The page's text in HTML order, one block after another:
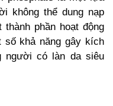
không thể dung nạp
phần hoạt động
khả năng gây kích
người có làn da siêu